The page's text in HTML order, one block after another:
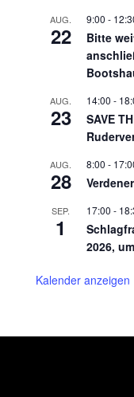
AUG.
22
9:00 -
Bitte
AUG.
23
14:00 -
SAVE
AUG.
28
8:00 -
SEP.
1
17:00 -
2026,
Kalender anzeigen